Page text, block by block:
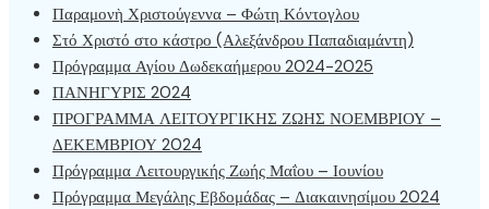
Παραμονὴ Χριστούγεννα – Φώτη Κόντογλου
Στό Χριστό στο κάστρο (Αλεξάνδρου Παπαδιαμάντη)
Πρόγραμμα Αγίου Δωδεκαήμερου 2024-2025
ΠΑΝΗΓΥΡΙΣ 2024
ΠΡΟΓΡΑΜΜΑ ΛΕΙΤΟΥΡΓΙΚΗΣ ΖΩΗΣ ΝΟΕΜΒΡΙΟΥ –
ΔΕΚΕΜΒΡΙΟΥ 2024
Πρόγραμμα Λειτουργικής Ζωής Μαΐου – Ιουνίου
Πρόγραμμα Μεγάλης Εβδομάδας – Διακαινησίμου 2024